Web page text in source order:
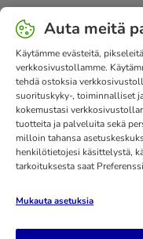
Ota yhteyttä
Peruuta sopimus tästä
Edut
bitiba GmbH 2026
Auta meitä
Käytämme evästeitä,
verkkosivustollamme.
tehdä ostoksia
suorituskyky-, toiminnalliset
kokemustasi
tuotteita ja palveluita sekä
milloin tahansa
henkilötietojesi käsittelystä,
tarkoituksesta saat
Mukauta asetuksia